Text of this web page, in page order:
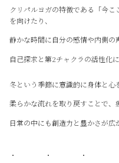
クリパルヨガの特徴である「今
を向けたり、
静かな時間に自分の感情や内側の
自己探求と第2チャクラの活性化に
冬という季節に意識的に身体と心
柔らかな流れを取り戻すことで、
日常の中にも創造力と豊かさが広
・ ・ ・